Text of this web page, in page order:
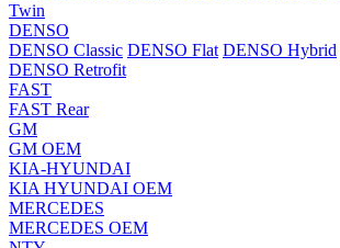
Twin
DENSO
DENSO Classic DENSO Flat DENSO Hybrid
DENSO Retrofit
FAST
FAST Rear
GM
GM OEM
KIA-HYUNDAI
KIA HYUNDAI OEM
MERCEDES
MERCEDES OEM